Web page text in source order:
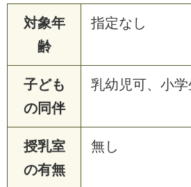
対象年
齢
指定なし
子ども
の同伴
乳幼児可、小
授乳室
の有無
無し